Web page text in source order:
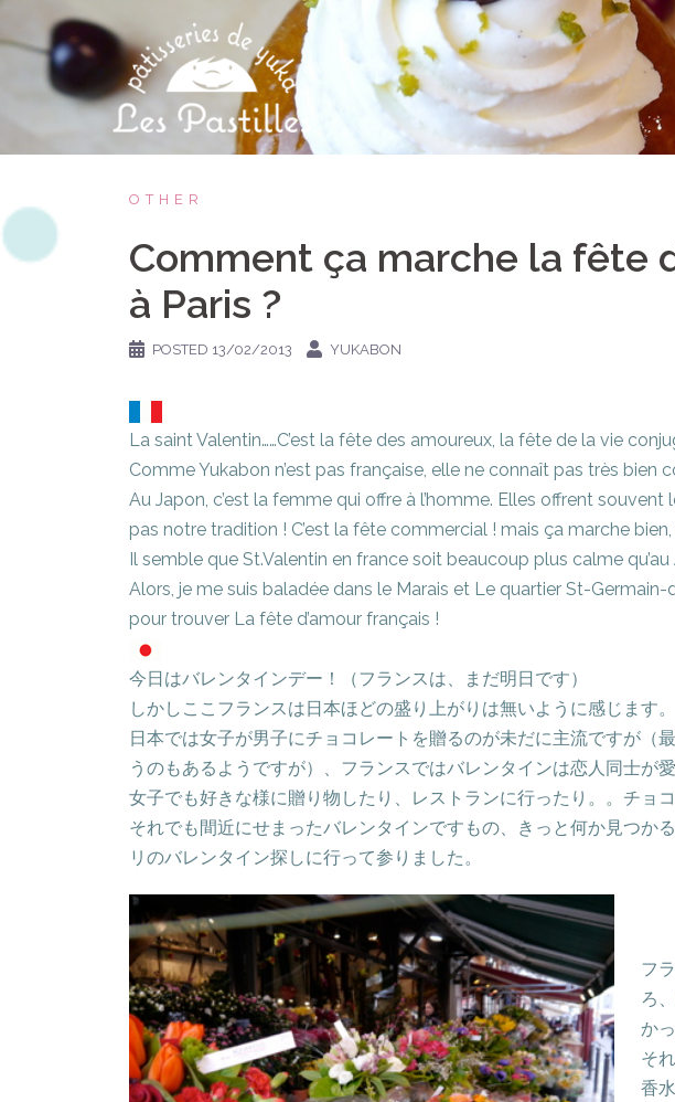
to
content
OTHER
Comment ça marche la fête
à Paris ?
POSTED 13/02/2013 YUKABON
La saint Valentin……C’est la fête des amoureux, la fête de la vie
Comme Yukabon n’est pas française, elle ne connaît pas très bien
Au Japon, c’est la femme qui offre à l’homme. Elles offrent souvent
pas notre tradition ! C’est la fête commercial ! mais ça marche
Il semble que St.Valentin en france soit beaucoup plus calme qu’au
Alors, je me suis baladée dans le Marais et Le quartier St-
pour trouver La fête d’amour français !
今日はバレンタインデー！（フランスは、まだ明日です）
しかしここフランスは日本ほどの盛り上がりは無いように感じます。
日本では女子が男子にチョコレートを贈るのが未だに主流ですが（
うのもあるようですが）、フランスではバレンタインは恋人同士が
女子でも好きな様に贈り物したり、レストランに行ったり。。チョ
それでも間近にせまったバレンタインですもの、きっと何か見つか
リのバレンタイン探しに行って参りました。
フ
ろ
か
そ
香